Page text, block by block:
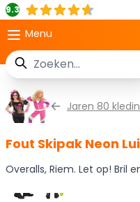
9.3
Menu
Jaren 80
Fout Skipak Neon
Overalls, Riem. Let op! Bril